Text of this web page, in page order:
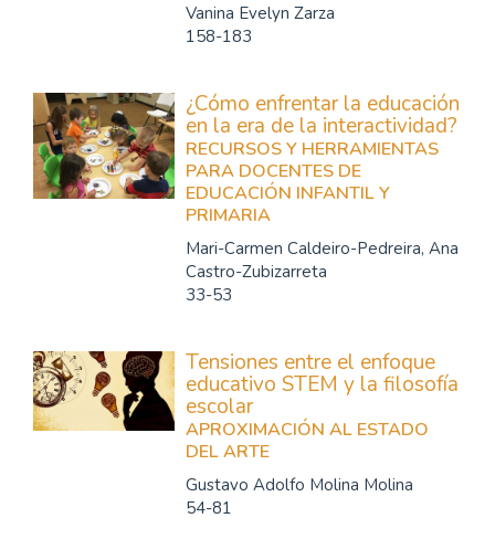
Vanina Evelyn Zarza
158-183
¿Cómo enfrentar la educación
en la era de la interactividad?
RECURSOS Y HERRAMIENTAS
PARA DOCENTES DE
EDUCACIÓN INFANTIL Y
PRIMARIA
Mari-Carmen Caldeiro-Pedreira, Ana
Castro-Zubizarreta
33-53
Tensiones entre el enfoque
educativo STEM y la filosofía
escolar
APROXIMACIÓN AL ESTADO
DEL ARTE
Gustavo Adolfo Molina Molina
54-81